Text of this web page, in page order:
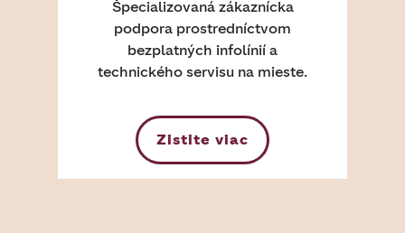
Špecializovaná zákaznícka
podpora prostredníctvom
bezplatných infolínií a
technického servisu na mieste.
Zistite viac